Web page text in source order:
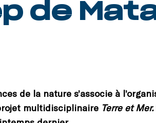
de
de la nature s’associe à
multidisciplinaire Terre et Mer.